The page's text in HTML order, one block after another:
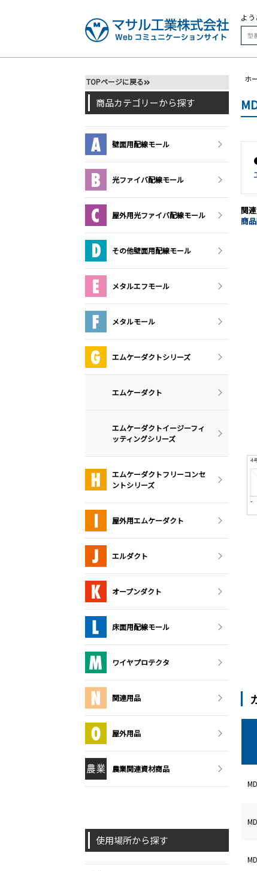
よう
ホ
関
商
TOPページに戻る
商品カテゴリーから探す
壁面用配線モール
光ファイバ配線モール
屋外用光ファイバ配線モール
その他壁面用配線モール
メタルエフモール
メタルモール
エムケーダクトシリーズ
エムケーダクト
エムケーダクトイージーフィ
ッティングシリーズ
エムケーダクトフリーコンセ
ントシリーズ
屋外用エムケーダクト
エルダクト
オープンダクト
床面用配線モール
ワイヤプロテクタ
関連用品
屋外用品
農業関連資材商品
使用場所から探す